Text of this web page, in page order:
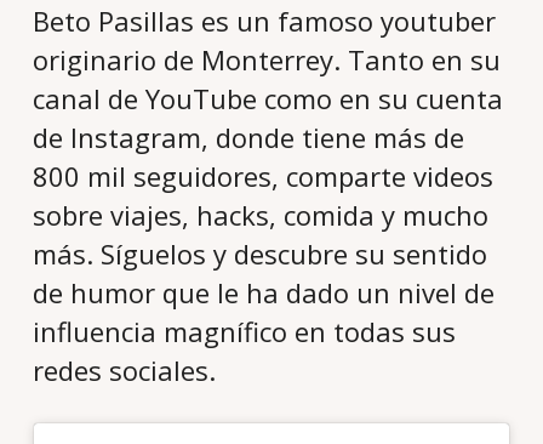
Beto Pasillas es un famoso youtuber
originario de Monterrey. Tanto en su
canal de YouTube como en su cuenta
de Instagram, donde tiene más de
800 mil seguidores, comparte videos
sobre viajes, hacks, comida y mucho
más. Síguelos y descubre su sentido
de humor que le ha dado un nivel de
influencia magnífico en todas sus
redes sociales.